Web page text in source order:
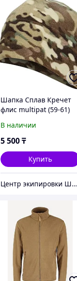
Шапка Сплав Кречет
флис multipat (59-61)
В наличии
5 500₸
Купить
Центр экипировки Штурм